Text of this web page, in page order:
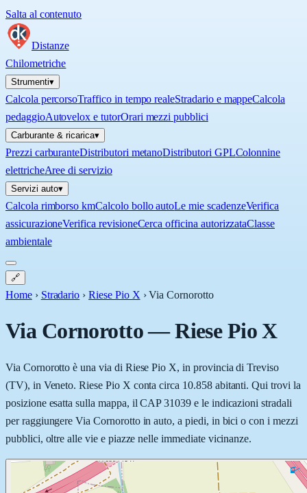
Salta al contenuto
Distanze
Chilometriche
Strumenti▾
Calcola percorsoTraffico in tempo realeStradario e mappeCalcola
pedaggioAutovelox e tutorOrari mezzi pubblici
Carburante & ricarica▾
Prezzi carburanteDistributori metanoDistributori GPLColonnine
elettricheAree di servizio
Servizi auto▾
Calcola rimborso kmCalcolo bollo autoLe mie scadenzeVerifica
assicurazioneVerifica revisioneCerca officina autorizzataClasse
ambientale
🔗
Home › Stradario › Riese Pio X ›Via Cornorotto
Via Cornorotto—Riese Pio X
Via Cornorotto è una via di Riese Pio X, in provincia di Treviso
(TV), in Veneto. Riese Pio X conta circa 10.858 abitanti. Qui trovi la
posizione esatta sulla mappa, il CAP 31039 e le indicazioni stradali
per raggiungere Via Cornorotto in auto, a piedi, in bici o con i mezzi
pubblici, oltre alle vie e piazze nelle immediate vicinanze.